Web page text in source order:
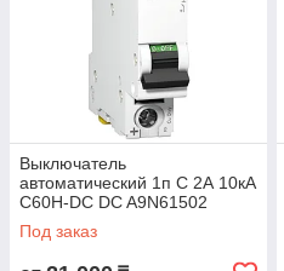
Выключатель
автоматический 1п C 2А 10кА
C60H-DC DC A9N61502
Под заказ